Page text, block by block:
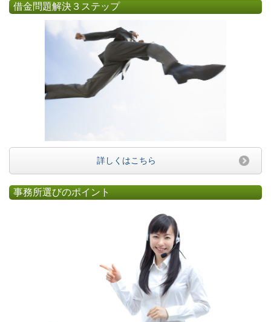
借金問題解決３ステップ
詳しくはこちら
事務所選びのポイント